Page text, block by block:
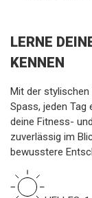
LERNE
KENNEN
Mit der
Spass, jeden Tag
deine Fitness-
zuverlässig im
bewusstere